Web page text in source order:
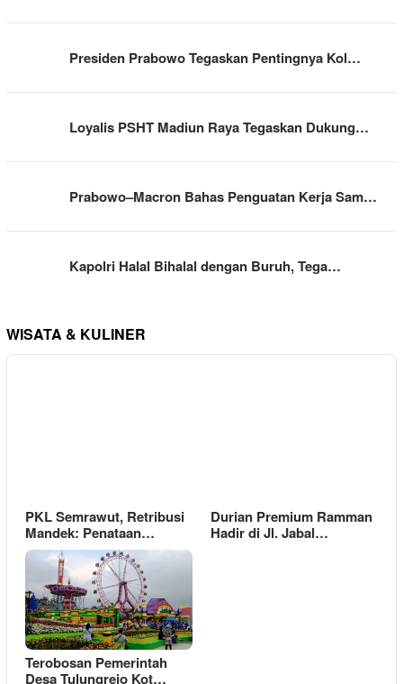
Presiden Prabowo Tegaskan Pentingnya Kol…
Loyalis PSHT Madiun Raya Tegaskan Dukung…
Prabowo–Macron Bahas Penguatan Kerja Sam…
Kapolri Halal Bihalal dengan Buruh, Tega…
WISATA & KULINER
PKL Semrawut, Retribusi
Mandek: Penataan…
Durian Premium Ramman
Hadir di Jl. Jabal…
Terobosan Pemerintah
Desa Tulungrejo Kot…